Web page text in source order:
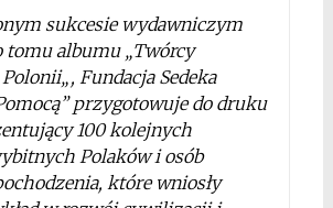
sukcesie wydawniczym
tomu albumu „Twórcy
„, Fundacja Sedeka
przygotowuje do druku
100 kolejnych
Polaków i osób
które wniosły